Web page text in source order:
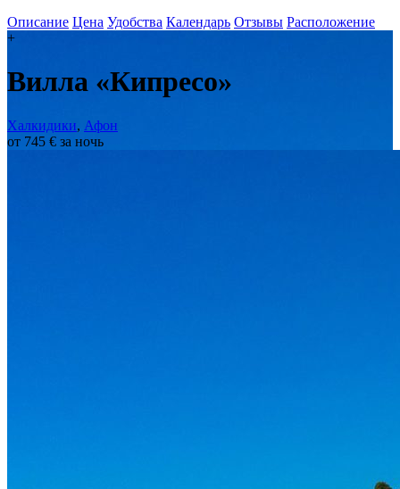
Описание Цена Удобства Календарь Отзывы Расположение
+
Вилла «Кипресо»
Халкидики, Афон
от 745 € за ночь